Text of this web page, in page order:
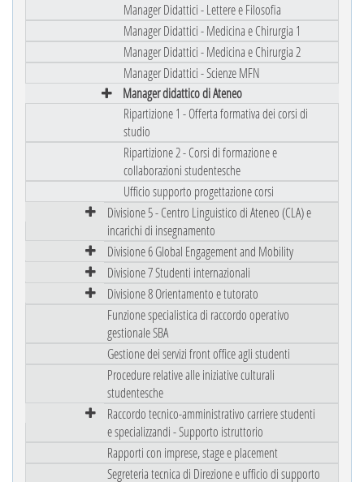
Manager Didattici - Lettere e Filosofia
Manager Didattici - Medicina e Chirurgia 1
Manager Didattici - Medicina e Chirurgia 2
Manager Didattici - Scienze MFN
Manager didattico di Ateneo
Ripartizione 1 - Offerta formativa dei corsi di
studio
Ripartizione 2 - Corsi di formazione e
collaborazioni studentesche
Ufficio supporto progettazione corsi
Divisione 5 - Centro Linguistico di Ateneo (CLA) e
incarichi di insegnamento
Divisione 6 Global Engagement and Mobility
Divisione 7 Studenti internazionali
Divisione 8 Orientamento e tutorato
Funzione specialistica di raccordo operativo
gestionale SBA
Gestione dei servizi front office agli studenti
Procedure relative alle iniziative culturali
studentesche
Raccordo tecnico-amministrativo carriere studenti
e specializzandi - Supporto istruttorio
Rapporti con imprese, stage e placement
Segreteria tecnica di Direzione e ufficio di supporto